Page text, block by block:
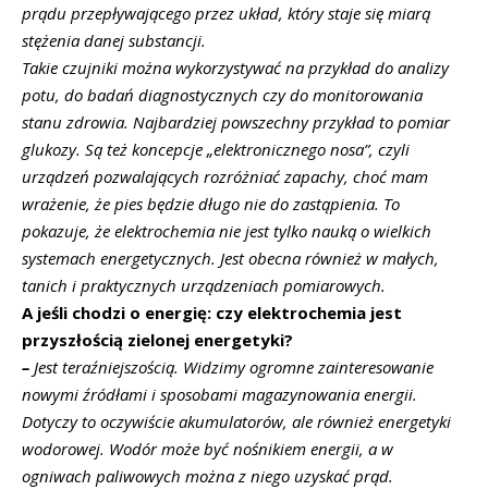
prądu przepływającego przez układ, który staje się miarą
stężenia danej substancji.
Takie czujniki można wykorzystywać na przykład do analizy
potu, do badań diagnostycznych czy do monitorowania
stanu zdrowia. Najbardziej powszechny przykład to pomiar
glukozy. Są też koncepcje „elektronicznego nosa”, czyli
urządzeń pozwalających rozróżniać zapachy, choć mam
wrażenie, że pies będzie długo nie do zastąpienia. To
pokazuje, że elektrochemia nie jest tylko nauką o wielkich
systemach energetycznych. Jest obecna również w małych,
tanich i praktycznych urządzeniach pomiarowych.
A jeśli chodzi o energię: czy elektrochemia jest
przyszłością zielonej energetyki?
– Jest teraźniejszością. Widzimy ogromne zainteresowanie
nowymi źródłami i sposobami magazynowania energii.
Dotyczy to oczywiście akumulatorów, ale również energetyki
wodorowej. Wodór może być nośnikiem energii, a w
ogniwach paliwowych można z niego uzyskać prąd.